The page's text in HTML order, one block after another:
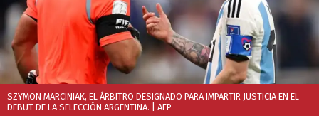
SZYMON MARCINIAK, EL ÁRBITRO DESIGNADO PARA IMPARTIR JUSTICIA EN EL
DEBUT DE LA SELECCIÓN ARGENTINA. | AFP